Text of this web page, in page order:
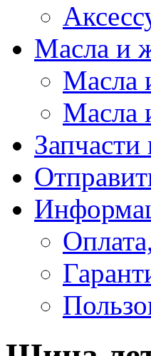
Масла и
Масла
Масла